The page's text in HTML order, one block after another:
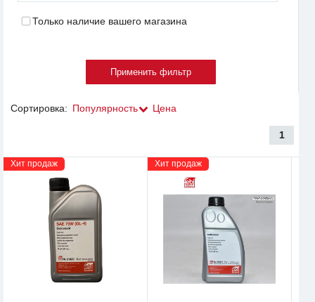
Только наличие вашего магазина
Сортировка: Популярность Цена
1
Хит продаж Хит продаж